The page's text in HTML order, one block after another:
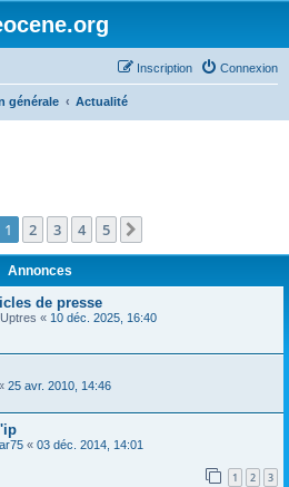
Connexion
Inscription
générale Actualité
1 2 3 4 5
Annonces
de presse
« 10 déc. 2025, 16:40
25 avr. 2010, 14:46
« 03 déc. 2014, 14:01
1 2 3